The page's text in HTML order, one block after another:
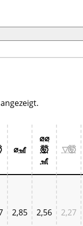
⌀🎢
⌀⌀
🤯
🎢
▽🤯
2,85 2,56 2,27